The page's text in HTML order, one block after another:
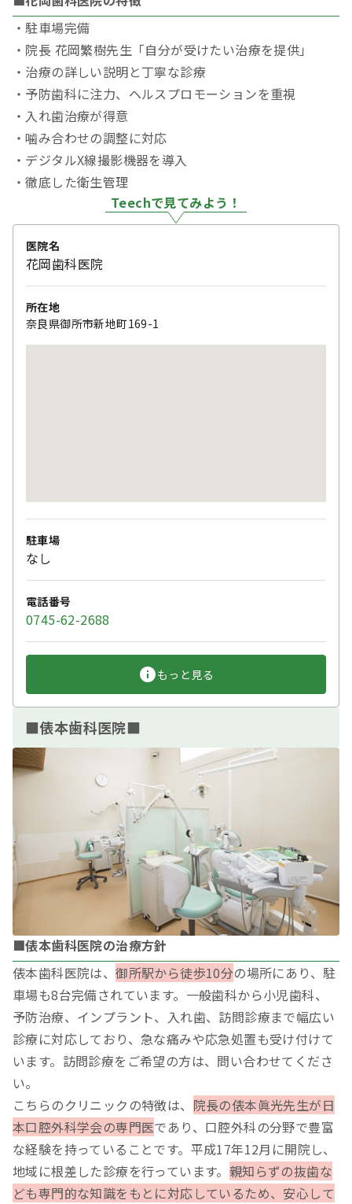
・駐車場完備
・院長 花岡繁樹先生「自分が受けたい治療を提供」
・治療の詳しい説明と丁寧な診療
・予防歯科に注力、ヘルスプロモーションを重視
・入れ歯治療が得意
・噛み合わせの調整に対応
・デジタルX線撮影機器を導入
・徹底した衛生管理
Teechで見てみよう！
医院名
花岡歯科医院
所在地
奈良県御所市新地町169-1
駐車場
なし
電話番号
0745-62-2688
もっと見る
■俵本歯科医院■
■俵本歯科医院の治療方針
俵本歯科医院は、御所駅から徒歩10分の場所にあり、駐
車場も8台完備されています。一般歯科から小児歯科、
予防治療、インプラント、入れ歯、訪問診療まで幅広い
診療に対応しており、急な痛みや応急処置も受け付けて
います。訪問診療をご希望の方は、問い合わせてくださ
い。
こちらのクリニックの特徴は、 院長の俵本眞光先生が日
本口腔外科学会の専門医であり、口腔外科の分野で豊富
な経験を持っていることです。平成17年12月に開院し、
地域に根差した診療を行っています。 親知らずの抜歯な
ども専門的な知識をもとに対応しているため、安心して